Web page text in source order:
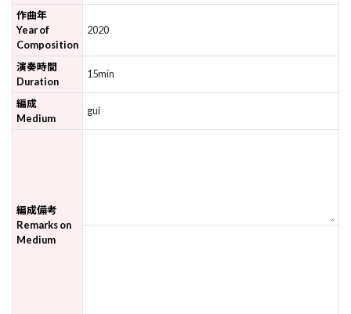
作曲年
Year of
Composition
2020
演奏時間
Duration
15min
編成
Medium
gui
編成備考
Remarks on
Medium